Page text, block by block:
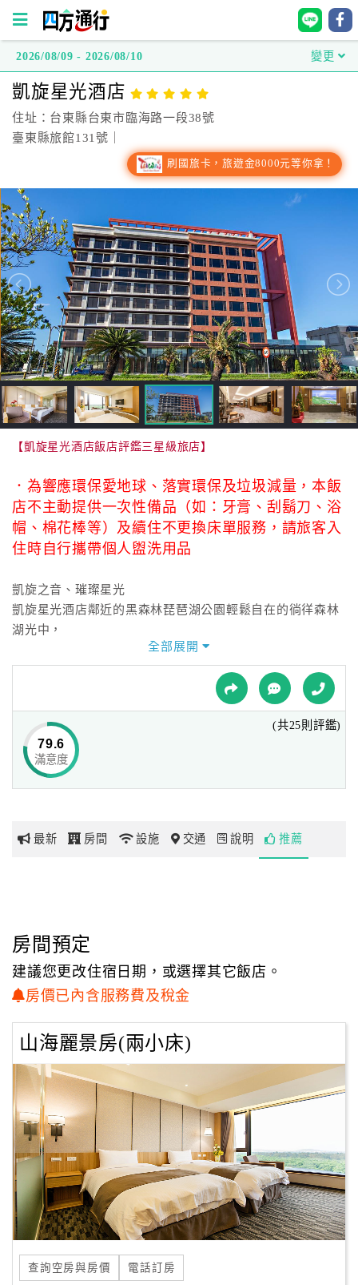
方
通
行
台
灣
訂
房
直
接
跟
飯
店
訂
HOT
特
色
宿
球
網
玩
地
圖
顧
務
顧
客
滿
意
訂
單
管
2026/08/09 - 2026/08/10 變更
凱旋星光酒店
住址：台東縣台東市臨海路一段38號
臺東縣旅館131號｜
刷國旅卡，旅遊金8000元等你拿！
【凱旋星光酒店飯店評鑑三星級旅店】
．為響應環保愛地球、落實環保及垃圾減量，本飯
店不主動提供一次性備品（如：牙膏、刮鬍刀、浴
帽、棉花棒等）及續住不更換床單服務，請旅客入
住時自行攜帶個人盥洗用品
凱旋之音、璀璨星光
凱旋星光酒店鄰近的黑森林琵琶湖公園輕鬆自在的徜徉森林
湖光中，
除此之外緊鄰的海濱公園遠眺深藍海洋，讓來到台東旅遊的
旅客們感受大自然的魅力。
坐落在台東市區旁的海岸線道路上，遠眺了太平洋的碧海藍
天，
還能一覽都蘭山的山水秀麗，讓您在飯店享受全視野的視
野，
跟隨著日夜轉換，璀璨的虹彩天光讓入住的旅人們留下美麗
全部展開
79.6
滿意度
(共25則評鑑)
最新 房間 設施 交通 說明 推薦
房間預定
建議您更改住宿日期，或選擇其它飯店。
房價已內含服務費及稅金
山海麗景房(兩小床)
查詢空房與房價 電話訂房